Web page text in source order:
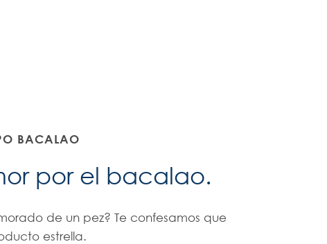
BACALAO
por el bacalao.
de un pez? Te confesamos que
estrella.